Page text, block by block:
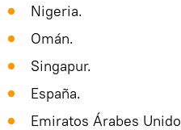
Nigeria.
Omán.
Singapur.
España.
Emiratos Árabes